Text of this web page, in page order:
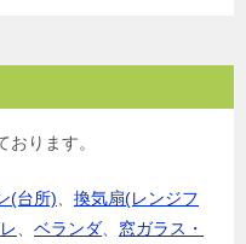
おります。
(台所)、 換気扇(レンジフ
、 ベランダ、 窓ガラス・